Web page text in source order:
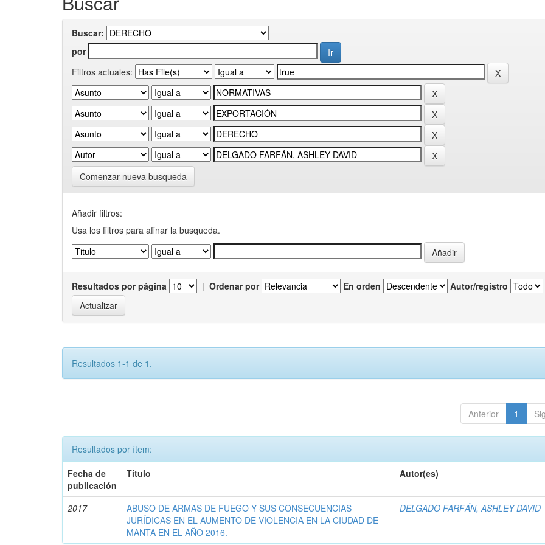
Buscar:
por
Filtros actuales:
Comenzar nueva busqueda
Añadir filtros:
Usa los filtros para afinar la busqueda.
Resultados por página | Ordenar por En orden Autor/registro
Resultados 1-1 de 1.
Anterior 1
Resultados por ítem:
Fecha de
publicación
Título Autor(es)
2017
ABUSO DE ARMAS DE FUEGO Y SUS CONSECUENCIAS
JURÍDICAS EN EL AUMENTO DE VIOLENCIA EN LA CIUDAD DE
MANTA EN EL AÑO 2016.
DELGADO FARFÁN, ASHLEY DAVID